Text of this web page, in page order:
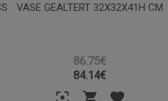
VASE GEALTERT 32X32X41H CM
86.75€
84.14€